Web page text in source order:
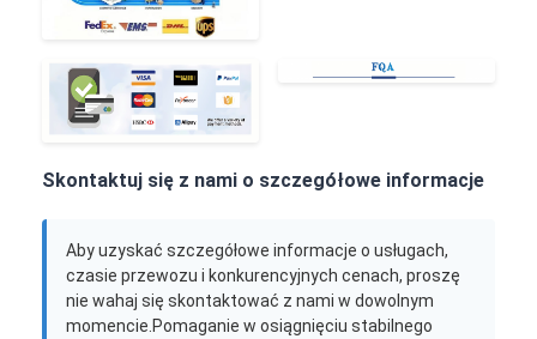
Skontaktuj się z nami o szczegółowe informacje
Aby uzyskać szczegółowe informacje o usługach,
czasie przewozu i konkurencyjnych cenach, proszę
nie wahaj się skontaktować z nami w dowolnym
momencie.Pomaganie w osiągnięciu stabilnego